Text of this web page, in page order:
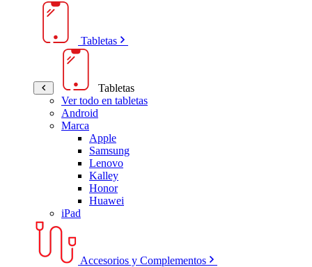
Tabletas
Tabletas
Ver todo en tabletas
Android
Marca
Apple
Samsung
Lenovo
Kalley
Honor
Huawei
iPad
Accesorios y Complementos